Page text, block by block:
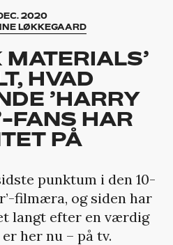
2020
LØKKEGAARD
MATERIALS’
HVAD
’HARRY
FANS HAR
PÅ
punktum i den 10-
filmæra, og siden har
langt efter en værdig
her nu – på tv.